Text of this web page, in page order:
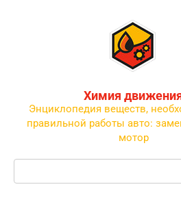
Химия
Энциклопедия веществ,
правильной работы авто:
мотор
Поиск: